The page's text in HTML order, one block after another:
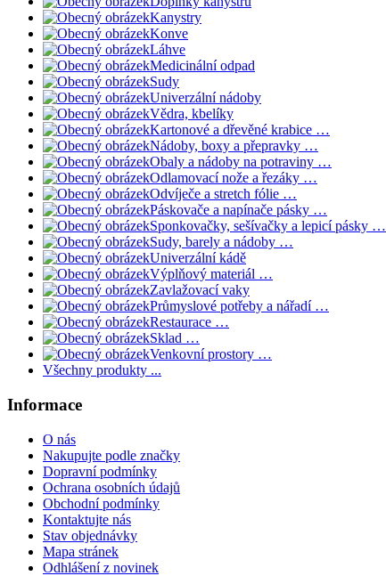
Kanystry
Konve
Láhve
Medicinální odpad
Sudy
Univerzální nádoby
Vědra, kbelíky
Kartonové a dřevěné krabice …
Nádoby, boxy a přepravky …
Obaly a nádoby na potraviny …
Odlamovací nože a řezáky …
Odvíječe a stretch fólie …
Páskovače a napínače pásky …
Sponkovačky, sešívačky a lepicí pásky …
Sudy, barely a nádoby …
Univerzální kádě
Výplňový materiál …
Zavlažovací vaky
Průmyslové potřeby a nářadí …
Restaurace …
Sklad …
Venkovní prostory …
Všechny produkty ...
Informace
O nás
Nakupujte podle značky
Dopravní podmínky
Ochrana osobních údajů
Obchodní podmínky
Kontaktujte nás
Stav objednávky
Mapa stránek
Odhlášení z novinek